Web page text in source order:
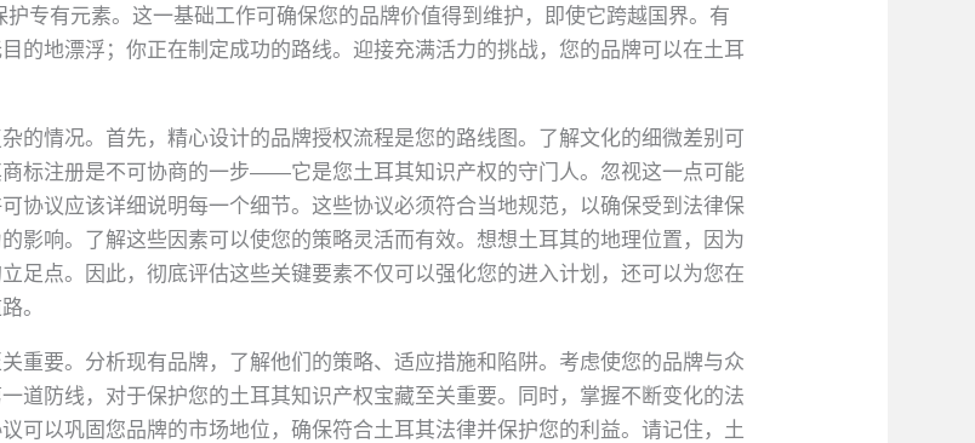
专有元素。这一基础工作可确保您的品牌价值得到维护，即使它跨越国界。有
的地漂浮；你正在制定成功的路线。迎接充满活力的挑战，您的品牌可以在土耳
的情况。首先，精心设计的品牌授权流程是您的路线图。了解文化的细微差别可
标注册是不可协商的一步——它是您土耳其知识产权的守门人。忽视这一点可能
协议应该详细说明每一个细节。这些协议必须符合当地规范，以确保受到法律保
影响。了解这些因素可以使您的策略灵活而有效。想想土耳其的地理位置，因为
足点。因此，彻底评估这些关键要素不仅可以强化您的进入计划，还可以为您在
。
重要。分析现有品牌，了解他们的策略、适应措施和陷阱。考虑使您的品牌与众
道防线，对于保护您的土耳其知识产权宝藏至关重要。同时，掌握不断变化的法
可以巩固您品牌的市场地位，确保符合土耳其法律并保护您的利益。请记住，土